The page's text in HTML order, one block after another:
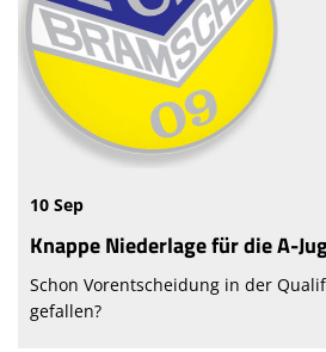
10 Sep
Knappe Niederlage für die A-
Schon Vorentscheidung in der
gefallen?